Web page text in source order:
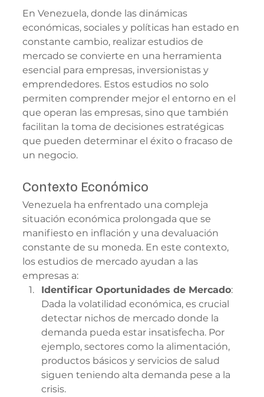
En Venezuela, donde las dinámicas
económicas, sociales y políticas han estado en
constante cambio, realizar estudios de
mercado se convierte en una herramienta
esencial para empresas, inversionistas y
emprendedores. Estos estudios no solo
permiten comprender mejor el entorno en el
que operan las empresas, sino que también
facilitan la toma de decisiones estratégicas
que pueden determinar el éxito o fracaso de
un negocio.
Contexto Económico
Venezuela ha enfrentado una compleja
situación económica prolongada que se
manifiesto en inflación y una devaluación
constante de su moneda. En este contexto,
los estudios de mercado ayudan a las
empresas a:
Identificar Oportunidades de Mercado:
Dada la volatilidad económica, es crucial
detectar nichos de mercado donde la
demanda pueda estar insatisfecha. Por
ejemplo, sectores como la alimentación,
productos básicos y servicios de salud
siguen teniendo alta demanda pese a la
crisis.